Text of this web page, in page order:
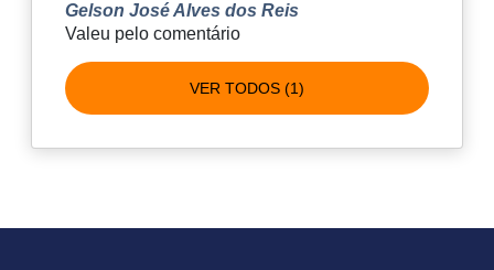
Gelson José Alves dos Reis
Valeu pelo comentário
VER TODOS (1)